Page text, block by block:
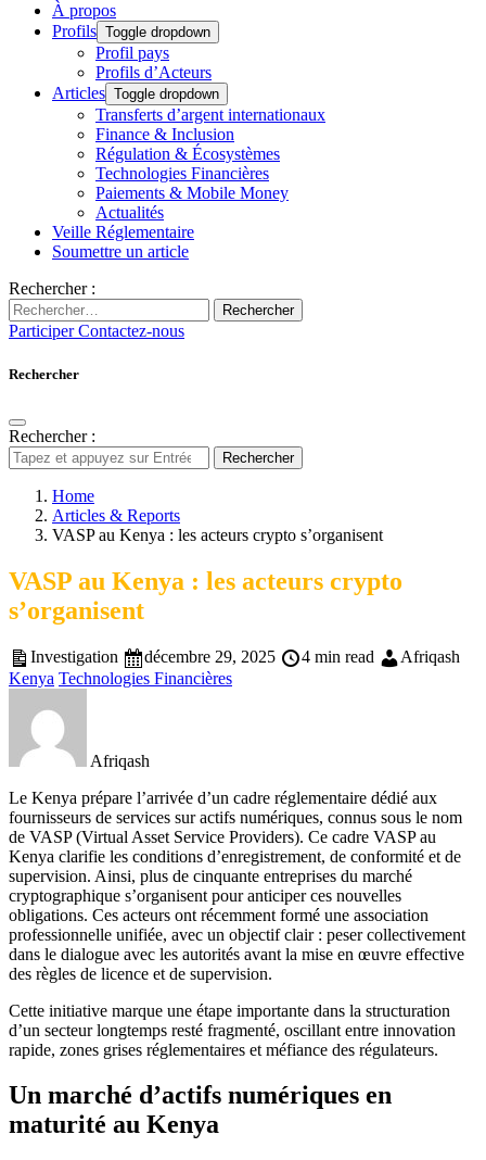
À propos
Profils Toggle dropdown
Profil pays
Profils d’Acteurs
Articles Toggle dropdown
Transferts d’argent internationaux
Finance & Inclusion
Régulation & Écosystèmes
Technologies Financières
Paiements & Mobile Money
Actualités
Veille Réglementaire
Soumettre un article
Rechercher :
Rechercher
ParticiperContactez-nous
Rechercher
Rechercher :
Rechercher
Home
Articles & Reports
VASP au Kenya : les acteurs crypto s’organisent
VASP au Kenya : les acteurs crypto
s’organisent
Investigation décembre 29, 2025 4 min read
Afriqash
Kenya Technologies Financières
Afriqash
Le Kenya prépare l’arrivée d’un cadre réglementaire dédié aux
fournisseurs de services sur actifs numériques, connus sous le nom
de VASP (Virtual Asset Service Providers). Ce cadre VASP au
Kenya clarifie les conditions d’enregistrement, de conformité et de
supervision. Ainsi, plus de cinquante entreprises du marché
cryptographique s’organisent pour anticiper ces nouvelles
obligations. Ces acteurs ont récemment formé une association
professionnelle unifiée, avec un objectif clair : peser collectivement
dans le dialogue avec les autorités avant la mise en œuvre effective
des règles de licence et de supervision.
Cette initiative marque une étape importante dans la structuration
d’un secteur longtemps resté fragmenté, oscillant entre innovation
rapide, zones grises réglementaires et méfiance des régulateurs.
Un marché d’actifs numériques en
maturité au Kenya